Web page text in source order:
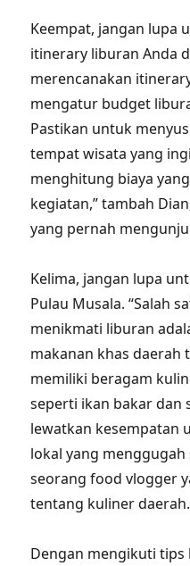
Keempat, jangan lupa
itinerary liburan Anda
merencanakan
mengatur budget
Pastikan untuk
tempat wisata yang
menghitung biaya
kegiatan,” tambah
yang pernah
Kelima, jangan lupa
Pulau Musala. “Salah
menikmati liburan
makanan khas daerah
memiliki beragam
seperti ikan bakar dan
lewatkan kesempatan
lokal yang menggugah
seorang food vlogger
tentang kuliner daerah.
Dengan mengikuti